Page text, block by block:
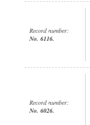
Record number:
No. 6116.
Record number:
No. 6026.